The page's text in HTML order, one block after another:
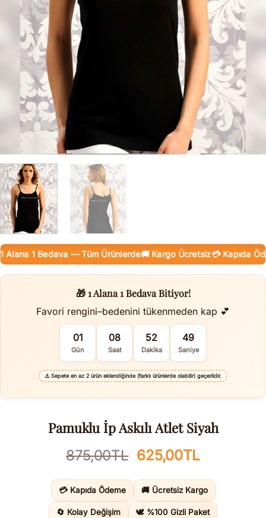
1 Bedava — Tüm Ürünlerde🚚 Kargo Ücretsiz💳 Kapıda
🎁 1 Alana 1 Bedava Bitiyor!
Favori rengini–bedenini tükenmeden kap 💕
01
Gün
08
Saat
52
Dakika
48
Saniye
⚠️ Sepete en az 2 ürün eklendiğinde (farklı ürünlerde olabilir) geçerlidir.
Pamuklu İp Askılı Atlet Siyah
875,00TL Orijinal
875,00TL.
625,00TLŞu
fiyat:
💳 Kapıda Ödeme 🚚 Ücretsiz Kargo
🔄 Kolay Değişim 🕊️ %100 Gizli Paket